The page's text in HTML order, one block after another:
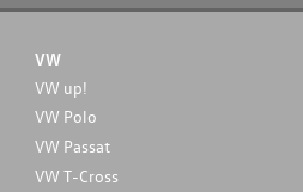
VW
VW up!
VW Polo
VW Passat
VW T-Cross